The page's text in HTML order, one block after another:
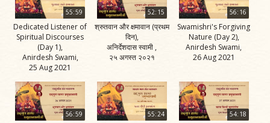
55:59
Dedicated Listener of
Spiritual Discourses
(Day 1),
Anirdesh Swami,
25 Aug 2021
52:15
श्रुतवान और क्षमावान (प्रथम
दिन),
अनिर्देशदास स्वामी ,
२५ अगस्त २०२१
56:16
Swamishri's Forgiving
Nature (Day 2),
Anirdesh Swami,
26 Aug 2021
56:59 55:24 54:18